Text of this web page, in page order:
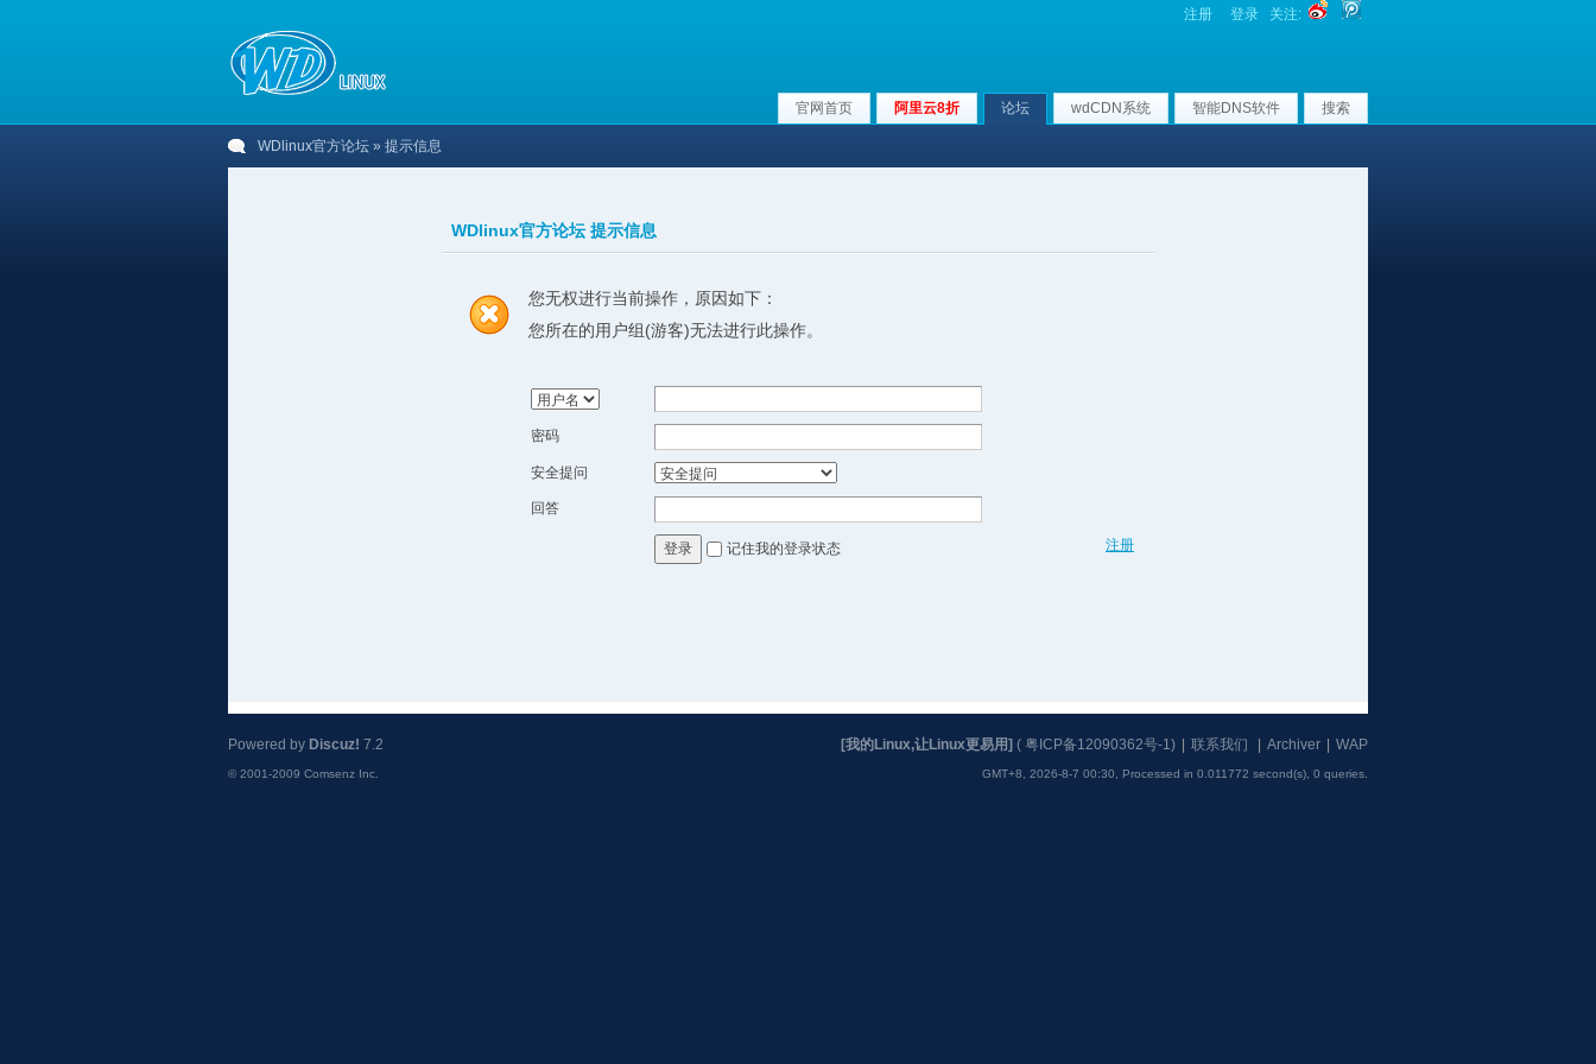
注册 登录 关注:
官网首页 阿里云8折 论坛 wdCDN系统 智能DNS软件 搜索
WDlinux官方论坛 » 提示信息
WDlinux官方论坛 提示信息
您无权进行当前操作，原因如下：
您所在的用户组(游客)无法进行此操作。
密码
安全提问
回答
注册
登录 记住我的登录状态
[我的Linux,让Linux更易用] ( 粤ICP备12090362号-1) 联系我们 Archiver WAP
GMT+8, 2026-8-7 00:30, Processed in 0.011772 second(s), 0 queries
Powered by Discuz! 7.2
© 2001-2009 Comsenz Inc.